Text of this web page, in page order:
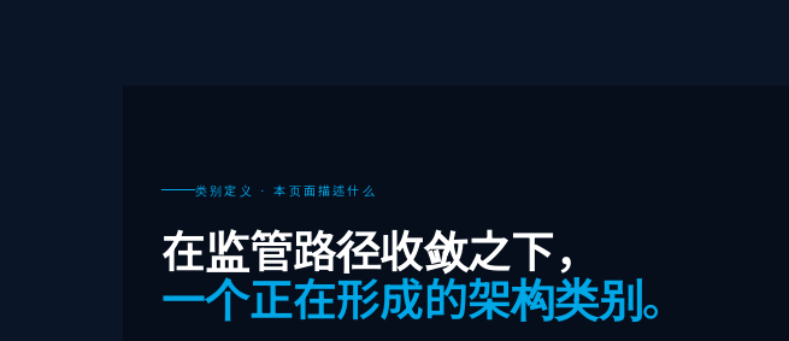
类别定义 · 本页面描述什么
在监管路径收敛之下，
一个正在形成的架构类别。